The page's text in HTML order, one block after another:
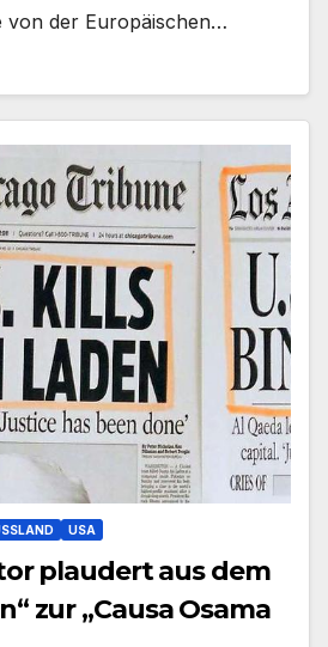
von der Europäischen…
USA
plaudert aus dem
zur „Causa Osama